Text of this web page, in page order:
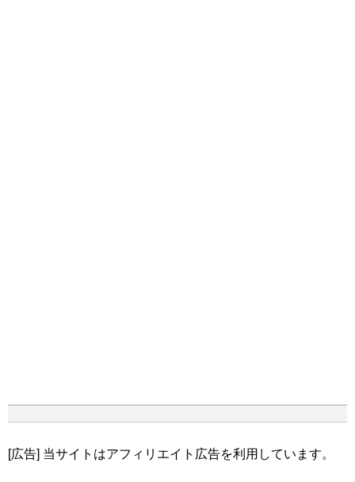
[広告] 当サイトはアフィリエイト広告を利用しています。